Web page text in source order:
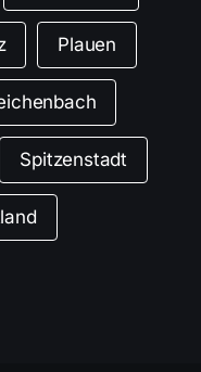
Plauen
Spitzenstadt